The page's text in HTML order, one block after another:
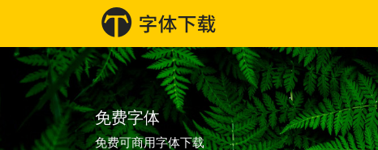
免费字体
免费可商用字体下载